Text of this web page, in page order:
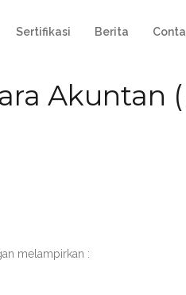
Sertifikasi Berita
Akuntan
melampirkan :